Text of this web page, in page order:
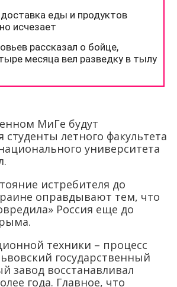
МиГе будут
студенты летного факультета
университета
истребителя до
оправдывают тем, что
Россия еще до
техники – процесс
государственный
завод восстанавливал
года. Главное, что